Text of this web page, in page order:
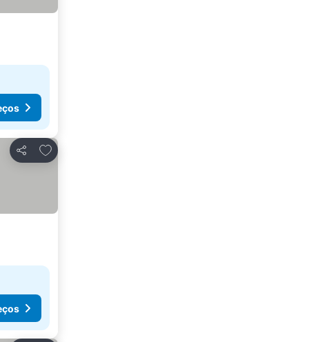
Partilhar
Adicionar aos favoritos